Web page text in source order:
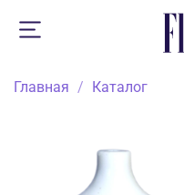
Главная Каталог